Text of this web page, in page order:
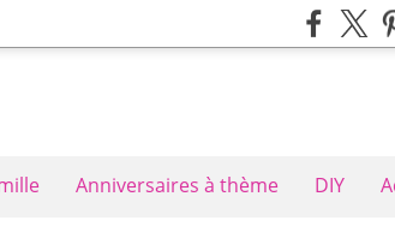
Anniversaires à thème DIY